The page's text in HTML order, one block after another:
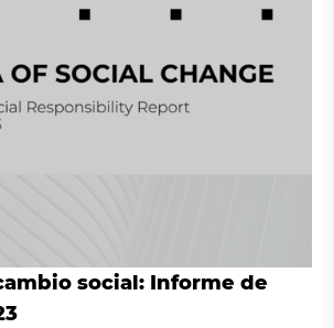
social: Informe de